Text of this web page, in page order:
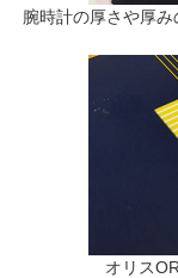
腕時計の厚さや厚
オリス